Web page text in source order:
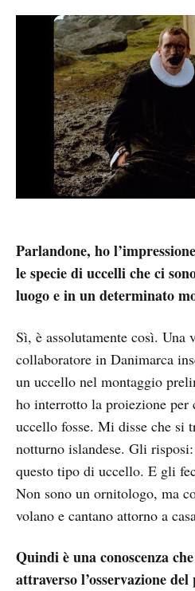
Parlandone, ho
le specie di uccelli che ci
luogo e in un determinato
Sì, è assolutamente così. Una
collaboratore in Danimarca
un uccello nel montaggio
ho interrotto la proiezione per
uccello fosse. Mi disse che si
notturno islandese. Gli
questo tipo di uccello. E gli
Non sono un ornitologo, ma
volano e cantano attorno a
Quindi è una conoscenza
attraverso l’osservazione